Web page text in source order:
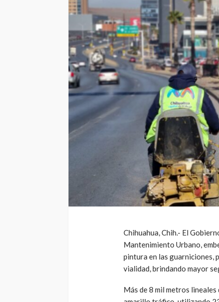
Chihuahua, Chih.- El
Mantenimiento Urbano,
pintura en las guarniciones,
vialidad, brindando mayor
Más de 8 mil metros